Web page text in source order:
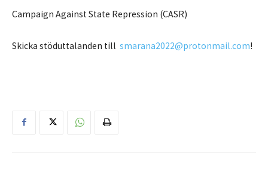
Campaign Against State Repression (CASR)
Skicka stöduttalanden till smarana2022@protonmail.com!